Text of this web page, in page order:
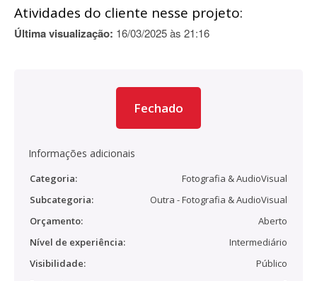
Atividades do cliente nesse projeto:
Última visualização: 16/03/2025 às 21:16
Fechado
Informações adicionais
Categoria:
Fotografia & AudioVisual
Subcategoria:
Outra - Fotografia & AudioVisual
Orçamento:
Aberto
Nível de experiência:
Intermediário
Visibilidade:
Público